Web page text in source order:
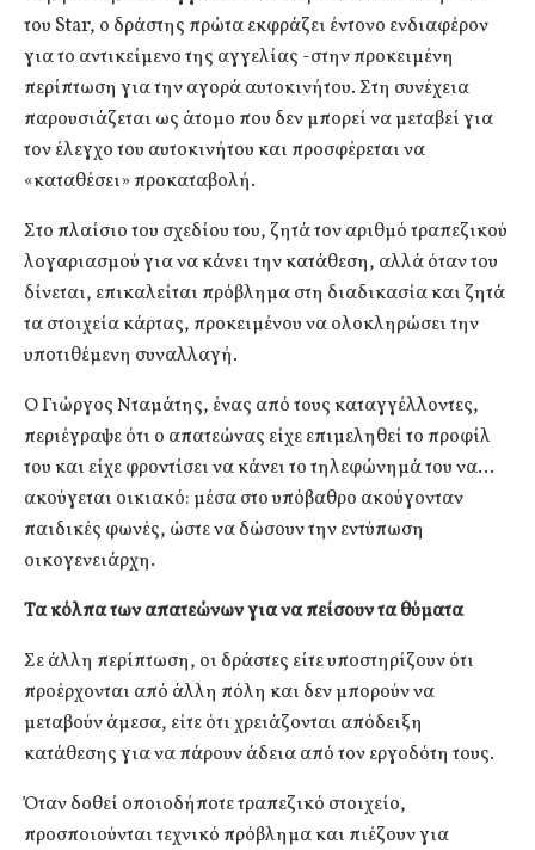
του Star, ο δράστης πρώτα εκφράζει έντονο ενδιαφέρον
για το αντικείμενο της αγγελίας -στην προκειμένη
περίπτωση για την αγορά αυτοκινήτου. Στη συνέχεια
παρουσιάζεται ως άτομο που δεν μπορεί να μεταβεί για
τον έλεγχο του αυτοκινήτου και προσφέρεται να
«καταθέσει» προκαταβολή.
Στο πλαίσιο του σχεδίου του, ζητά τον αριθμό τραπεζικού
λογαριασμού για να κάνει την κατάθεση, αλλά όταν του
δίνεται, επικαλείται πρόβλημα στη διαδικασία και ζητά
τα στοιχεία κάρτας, προκειμένου να ολοκληρώσει την
υποτιθέμενη συναλλαγή.
Ο Γιώργος Νταμάτης, ένας από τους καταγγέλλοντες,
περιέγραψε ότι ο απατεώνας είχε επιμεληθεί το προφίλ
του και είχε φροντίσει να κάνει το τηλεφώνημά του να…
ακούγεται οικιακό: μέσα στο υπόβαθρο ακούγονταν
παιδικές φωνές, ώστε να δώσουν την εντύπωση
οικογενειάρχη.
Τα κόλπα των απατεώνων για να πείσουν τα θύματα
Σε άλλη περίπτωση, οι δράστες είτε υποστηρίζουν ότι
προέρχονται από άλλη πόλη και δεν μπορούν να
μεταβούν άμεσα, είτε ότι χρειάζονται απόδειξη
κατάθεσης για να πάρουν άδεια από τον εργοδότη τους.
Όταν δοθεί οποιοδήποτε τραπεζικό στοιχείο,
προσποιούνται τεχνικό πρόβλημα και πιέζουν για